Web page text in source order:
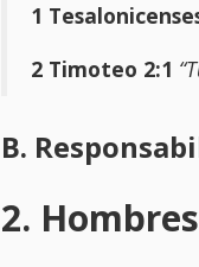
1
2 Timoteo 2:1
B.
2.